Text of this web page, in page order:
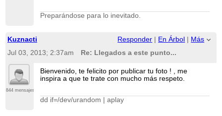
Preparándose para lo inevitado.
Kuznacti Responder En Árbol
Más
Jul 03, 2013; 2:37am
Re: Llegados a este punto...
844 mensajes
Bienvenido, te felicito por publicar tu foto ! , me
inspira a que te trate con mucho más respeto.
dd if=/dev/urandom | aplay